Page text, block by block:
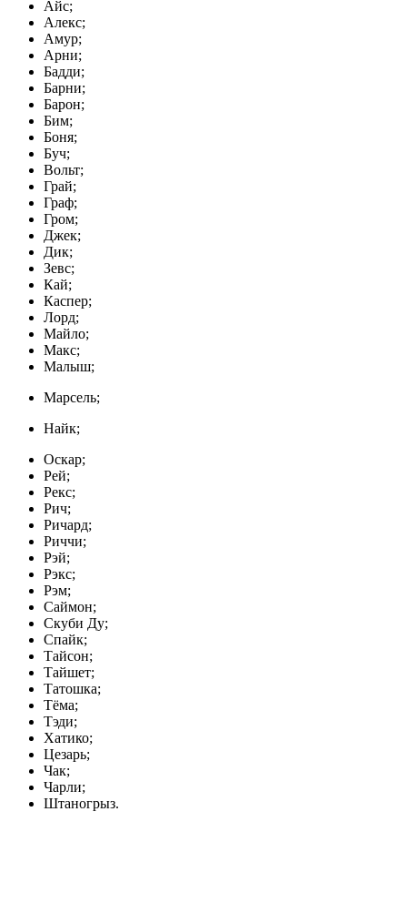
Айс;
Алекс;
Амур;
Арни;
Бадди;
Барни;
Барон;
Бим;
Боня;
Буч;
Вольт;
Грай;
Граф;
Гром;
Джек;
Дик;
Зевс;
Кай;
Каспер;
Лорд;
Майло;
Макс;
Малыш;
Марсель;
Найк;
Оскар;
Рей;
Рекс;
Рич;
Ричард;
Риччи;
Рэй;
Рэкс;
Рэм;
Саймон;
Скуби Ду;
Спайк;
Тайсон;
Тайшет;
Татошка;
Тёма;
Тэди;
Хатико;
Цезарь;
Чак;
Чарли;
Штаногрыз.